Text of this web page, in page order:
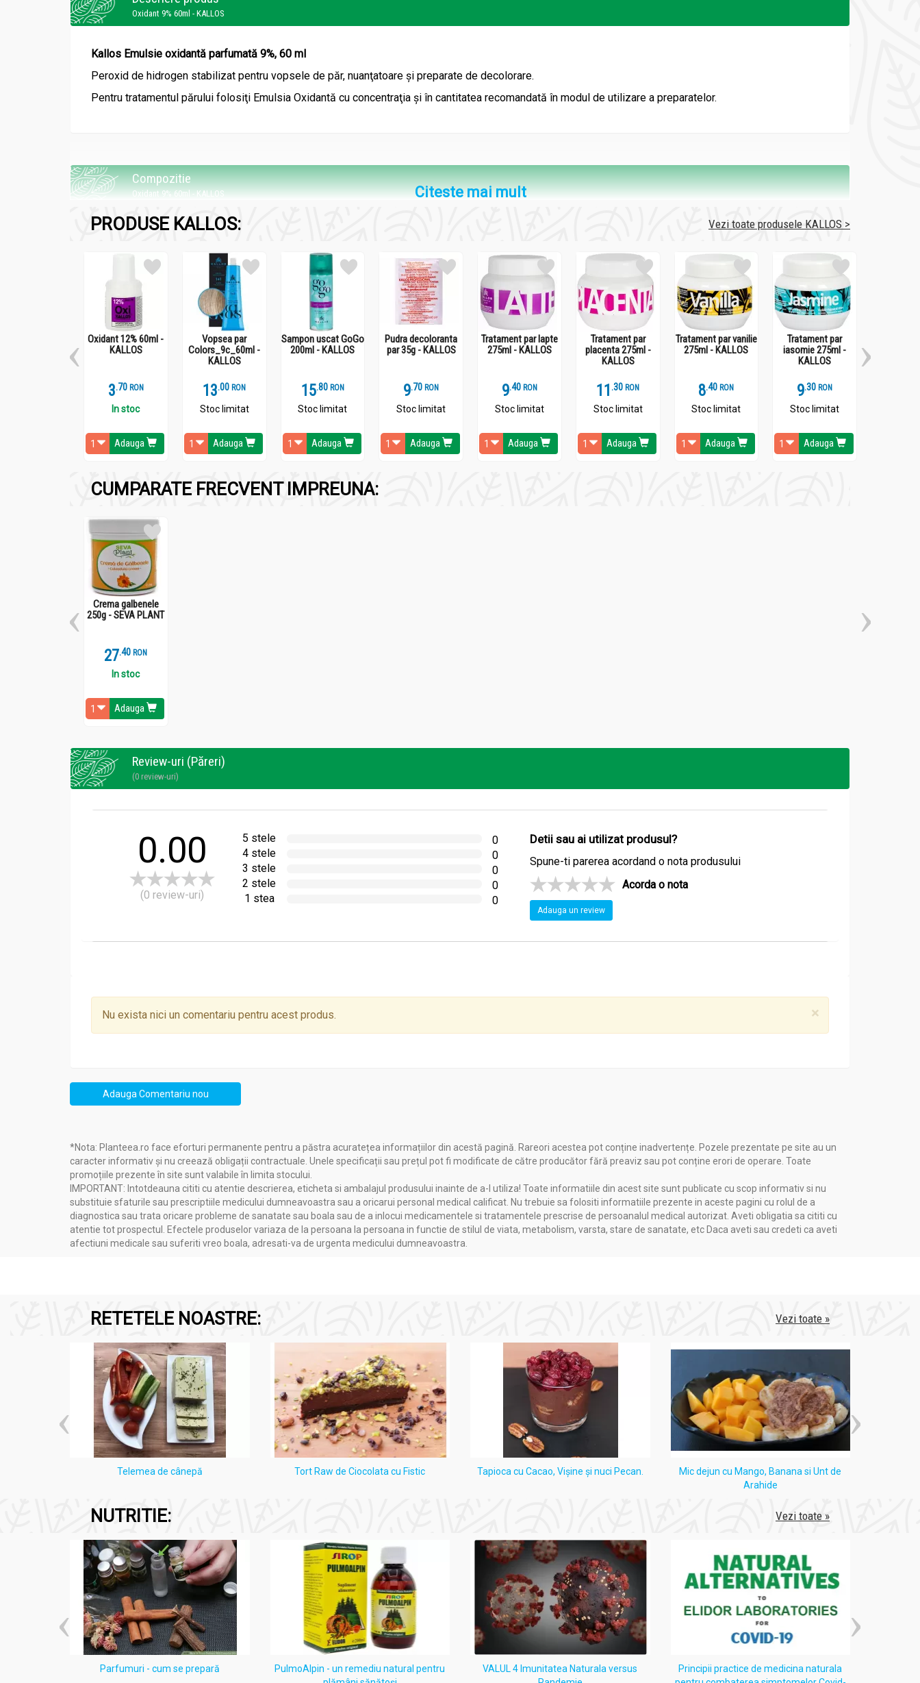
Oxidant 9% 60ml - KALLOS
Kallos Emulsie oxidantă parfumată 9%, 60 ml
Peroxid de hidrogen stabilizat pentru vopsele de păr, nuanţatoare şi preparate de decolorare.
Pentru tratamentul părului folosiţi Emulsia Oxidantă cu concentraţia şi în cantitatea recomandată în modul de utilizare a preparatelor.
Compozitie
Oxidant 9% 60ml - KALLOS
Peroxid de hidrogen stabilizat.
Recomandari
Oxidant 9% 60ml - KALLOS
Administrare
Citeste mai mult
PRODUSE KALLOS: Vezi toate produsele KALLOS >
Oxidant 12% 60ml -
KALLOS
3.7 RON
In stoc
Adauga
Vopsea par
Colors_9c_60ml -
KALLOS
13.0 RON
Stoc limitat
Adauga
Sampon uscat GoGo
200ml - KALLOS
15.8 RON
Stoc limitat
Adauga
Pudra decoloranta
par 35g - KALLOS
9.7 RON
Stoc limitat
Adauga
Tratament par lapte
275ml - KALLOS
9.4 RON
Stoc limitat
Adauga
Tratament par
placenta 275ml -
KALLOS
11 .3 RON
Stoc limitat
Adauga
Tratament par vanilie
275ml - KALLOS
8.4 RON
Stoc limitat
Adauga
Tratament par
iasomie 275ml -
KALLOS
9.3 RON
Stoc limitat
Adauga
CUMPARATE FRECVENT IMPREUNA:
Crema galbenele
250g - SEVA PLANT
27.4 RON
In stoc
Adauga
Review-uri (Păreri)
(0 review-uri)
0.00
(0 review-uri)
5 stele
0
4 stele
0
3 stele
0
2 stele
0
1 stea
0
Detii sau ai utilizat produsul?
Spune-ti parerea acordand o nota produsului
Acorda o nota
Adauga un review
×
Nu exista nici un comentariu pentru acest produs.
Adauga Comentariu nou
*Nota: Planteea.ro face eforturi permanente pentru a păstra acuratețea informațiilor din acestă pagină. Rareori acestea pot conține inadvertențe. Pozele prezentate pe site au un
caracter informativ și nu creează obligații contractuale. Unele specificații sau prețul pot fi modificate de către producător fără preaviz sau pot conține erori de operare. Toate
promoțiile prezente în site sunt valabile în limita stocului.
IMPORTANT: Intotdeauna cititi cu atentie descrierea, eticheta si ambalajul produsului inainte de a-l utiliza! Toate informatiile din acest site sunt publicate cu scop informativ si nu
substituie sfaturile sau prescriptiile medicului dumneavoastra sau a oricarui personal medical calificat. Nu trebuie sa folositi informatiile prezente in aceste pagini cu rolul de a
diagnostica sau trata oricare probleme de sanatate sau boala sau de a inlocui medicamentele si tratamentele prescrise de persoanalul medical autorizat. Aveti obligatia sa cititi cu
atentie tot prospectul. Efectele produselor variaza de la persoana la persoana in functie de stilul de viata, metabolism, varsta, stare de sanatate, etc Daca aveti sau credeti ca aveti
afectiuni medicale sau suferiti vreo boala, adresati-va de urgenta medicului dumneavoastra.
RETETELE NOASTRE: Vezi toate »
Telemea de cânepă Tort Raw de Ciocolata cu Fistic Tapioca cu Cacao, Vişine şi nuci Pecan.
Mic dejun cu Mango, Banana si Unt de
Arahide
NUTRITIE: Vezi toate »
Parfumuri - cum se prepară
PulmoAlpin - un remediu natural pentru
VALUL 4 Imunitatea Naturala versus
Principii practice de medicina naturala